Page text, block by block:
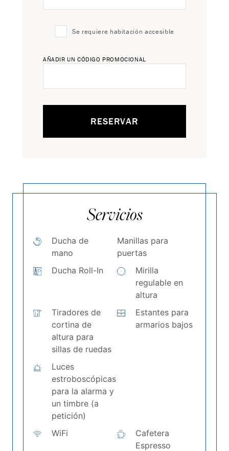
Se requiere habitación accesible
AÑADIR UN CÓDIGO PROMOCIONAL
RESERVAR
Servicios
Ducha de
mano
Manillas para
puertas
Ducha Roll-In
Mirilla
regulable en
altura
Tiradores de
cortina de
altura para
sillas de ruedas
Estantes para
armarios bajos
Luces
estroboscópicas
para la alarma y
un timbre (a
petición)
WiFi
Cafetera
Espresso